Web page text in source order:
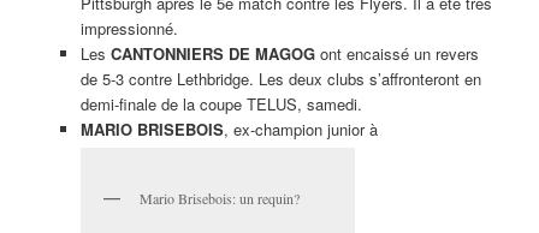
impressionné.
Les CANTONNIERS DE MAGOGont encaissé un revers
de 5-3 contre Lethbridge. Les deux clubs s’affronteront en
demi-finale de la coupe TELUS, samedi.
MARIO BRISEBOIS, ex-champion junior à
Mario Brisebois: un requin?